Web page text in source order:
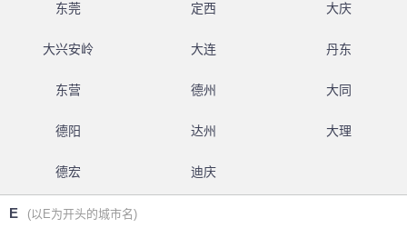
东莞 定西 大庆
大兴安岭 大连 丹东
东营 德州 大同
德阳 达州 大理
德宏 迪庆
E (以E为开头的城市名)